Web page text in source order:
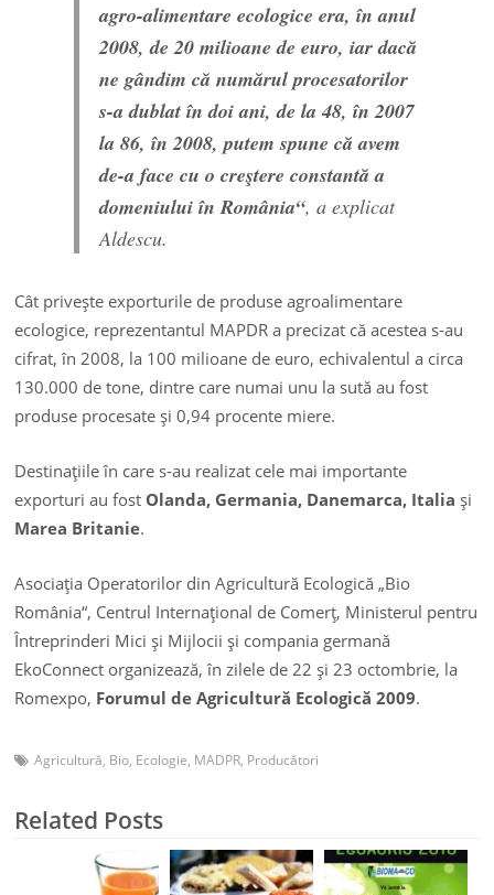
agro-alimentare ecologice era, în anul
2008, de 20 milioane de euro, iar dacă
ne gândim că numărul procesatorilor
s-a dublat în doi ani, de la 48, în 2007
la 86, în 2008, putem spune că avem
de-a face cu o creştere constantă a
domeniului în România“, a explicat
Aldescu.
Cât priveşte exporturile de produse agroalimentare
ecologice, reprezentantul MAPDR a precizat că acestea s-au
cifrat, în 2008, la 100 milioane de euro, echivalentul a circa
130.000 de tone, dintre care numai unu la sută au fost
produse procesate şi 0,94 procente miere.
Destinaţiile în care s-au realizat cele mai importante
exporturi au fost Olanda, Germania, Danemarca, Italia şi
Marea Britanie.
Asociaţia Operatorilor din Agricultură Ecologică „Bio
România“, Centrul Internaţional de Comerţ, Ministerul pentru
Întreprinderi Mici şi Mijlocii şi compania germană
EkoConnect organizează, în zilele de 22 şi 23 octombrie, la
Romexpo, Forumul de Agricultură Ecologică 2009.
Agricultură, Bio, Ecologie, MADPR, Producători
Related Posts